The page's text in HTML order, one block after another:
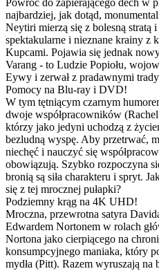
Powróć do zapierającego dech w
najbardziej, jak dotąd,
Neytiri mierzą się z bolesną stratą
spektakularne i nieznane krainy z
Kupcami. Pojawia się jednak
Varang - to Ludzie Popiołu,
Eywy i zerwał z pradawnymi
Pomocy na Blu-ray i DVD!
W tym tętniącym czarnym
dwoje współpracowników
którzy jako jedyni uchodzą z
bezludną wyspę. Aby przetrwać,
niechęć i nauczyć się
obowiązują. Szybko rozpoczyna
bronią są siła charakteru i spryt.
się z tej mrocznej pułapki?
Podziemny krąg na 4K UHD!
Mroczna, przewrotna satyra
Edwardem Nortonem w rolach
Nortona jako cierpiącego na
konsumpcyjnego maniaka, który
mydła (Pitt). Razem wyruszają na